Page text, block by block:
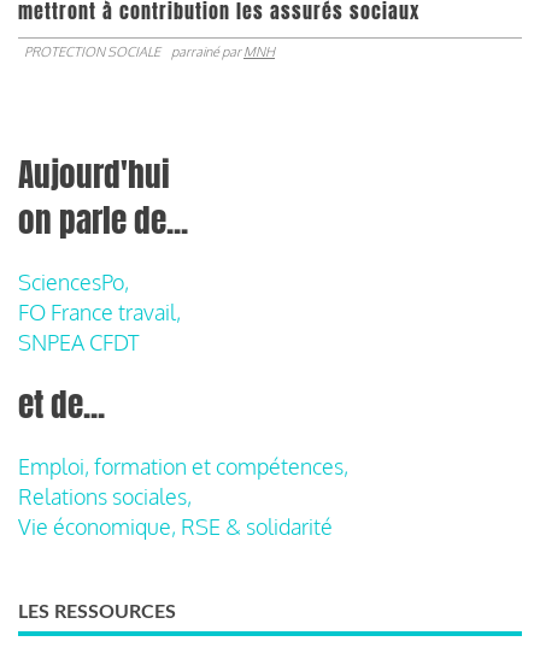
mettront à contribution les assurés sociaux
PROTECTION SOCIALE parrainé parMNH
Aujourd'hui
on parle de...
SciencesPo,
FO France travail,
SNPEA CFDT
et de...
Emploi, formation et compétences,
Relations sociales,
Vie économique, RSE & solidarité
LES RESSOURCES